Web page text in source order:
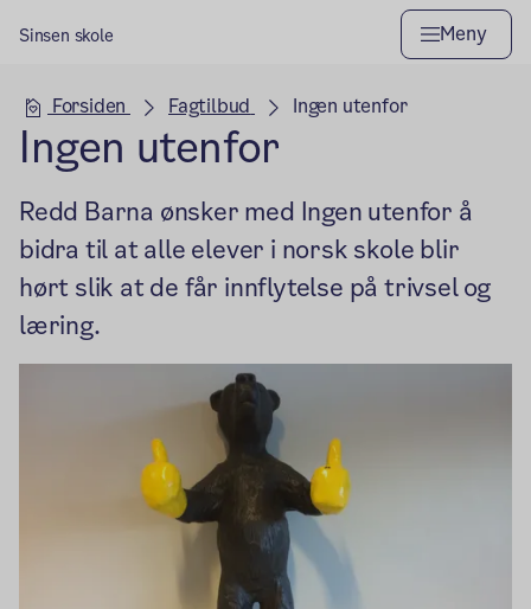
Sinsen skole Meny
Hovedseksjon
Forsiden Fagtilbud Ingen utenfor
Ingen utenfor
Redd Barna ønsker med Ingen utenfor å
bidra til at alle elever i norsk skole blir
hørt slik at de får innflytelse på trivsel og
læring.